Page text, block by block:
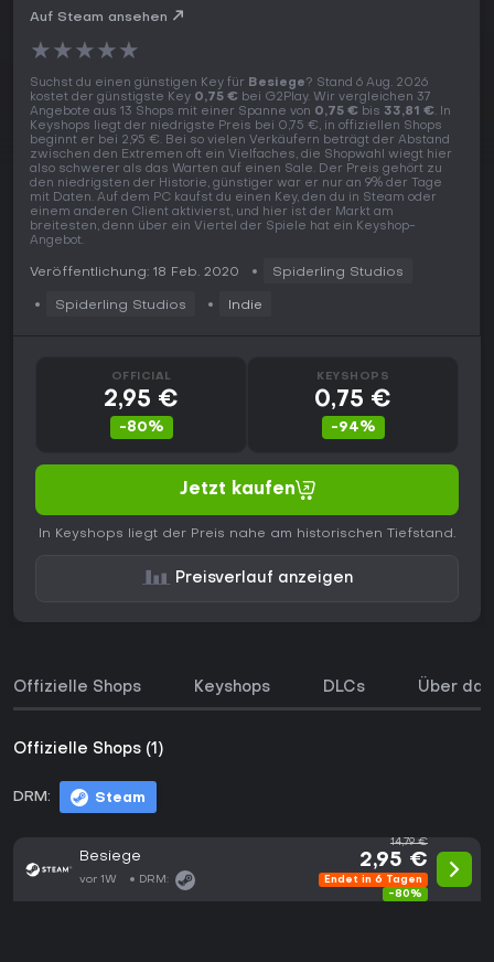
Auf Steam ansehen
★★★★★
Suchst du einen günstigen Key für Besiege? Stand 6 Aug. 2026
kostet der günstigste Key 0,75 € bei G2Play. Wir vergleichen 37
Angebote aus 13 Shops mit einer Spanne von 0,75 € bis 33,81 €. In
Keyshops liegt der niedrigste Preis bei 0,75 €, in offiziellen Shops
beginnt er bei 2,95 €. Bei so vielen Verkäufern beträgt der Abstand
zwischen den Extremen oft ein Vielfaches, die Shopwahl wiegt hier
also schwerer als das Warten auf einen Sale. Der Preis gehört zu
den niedrigsten der Historie, günstiger war er nur an 9% der Tage
mit Daten. Auf dem PC kaufst du einen Key, den du in Steam oder
einem anderen Client aktivierst, und hier ist der Markt am
breitesten, denn über ein Viertel der Spiele hat ein Keyshop-
Angebot.
Veröffentlichung: 18 Feb. 2020 Spiderling Studios
Spiderling Studios Indie
OFFICIAL
2,95 €
-80%
KEYSHOPS
0,75 €
-94%
Jetzt kaufen
In Keyshops liegt der Preis nahe am historischen Tiefstand.
Preisverlauf anzeigen
Offizielle Shops Keyshops DLCs Über
Offizielle Shops (1)
DRM: Steam
Besiege
vor 1W DRM:
14,79 €
2,95 €
Endet in 6 Tagen
-80%